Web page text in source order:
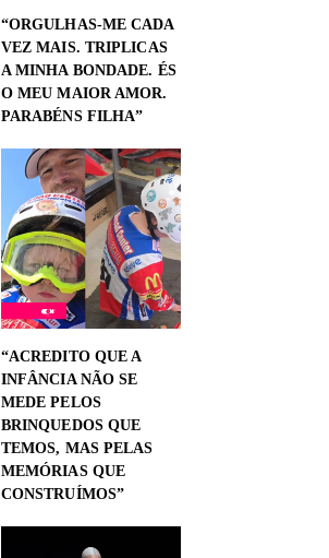
“ORGULHAS-ME CADA
VEZ MAIS. TRIPLICAS
A MINHA BONDADE. ÉS
O MEU MAIOR AMOR.
PARABÉNS FILHA”
“ACREDITO QUE A
INFÂNCIA NÃO SE
MEDE PELOS
BRINQUEDOS QUE
TEMOS, MAS PELAS
MEMÓRIAS QUE
CONSTRUÍMOS”